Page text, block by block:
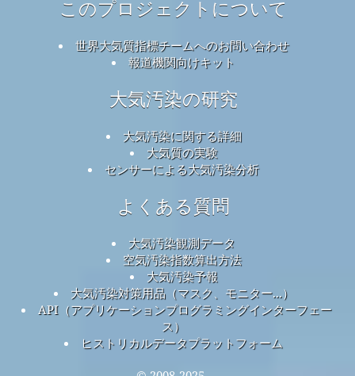
このプロジェクトについて
世界大気質指標チームへのお問い合わせ
報道機関向けキット
大気汚染の研究
大気汚染に関する詳細
大気質の実験
センサーによる大気汚染分析
よくある質問
大気汚染観測データ
空気汚染指数算出方法
大気汚染予報
大気汚染対策用品（マスク、モニター...）
API（アプリケーションプログラミングインターフェー
ス）
ヒストリカルデータプラットフォーム